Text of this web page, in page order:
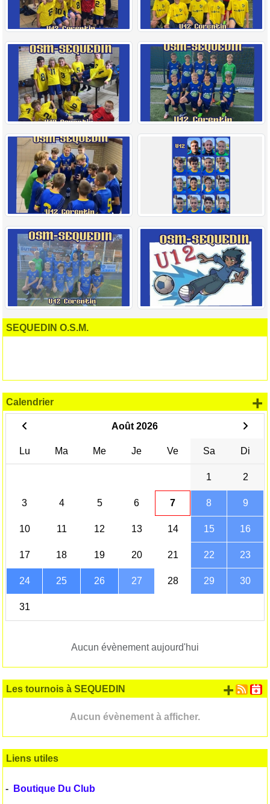
SEQUEDIN O.S.M.
Calendrier
Août 2026
Lu Ma Me Je Ve Sa Di
1 2
3 4 5 6 7 8 9
10 11 12 13 14 15 16
17 18 19 20 21 22 23
24 25 26 27 28 29 30
31
Aucun évènement aujourd'hui
+
Les tournois à SEQUEDIN
Aucun évènement à afficher.
+
Liens utiles
- Boutique Du Club